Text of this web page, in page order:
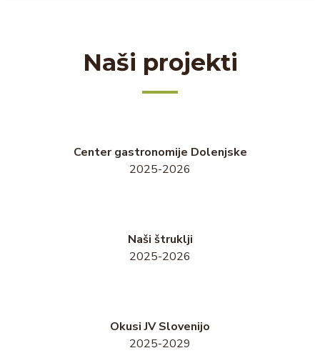
Naši projekti
Center gastronomije Dolenjske
2025-2026
Naši štruklji
2025-2026
Okusi JV Slovenijo
2025-2029